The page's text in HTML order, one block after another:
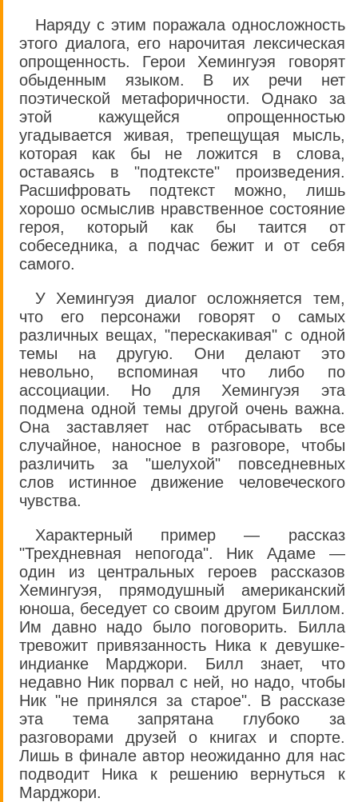
Наряду с этим поражала односложность
этого диалога, его нарочитая лексическая
опрощенность. Герои Хемингуэя говорят
обыденным языком. В их речи нет
поэтической метафоричности. Однако за
этой кажущейся опрощенностью
угадывается живая, трепещущая мысль,
которая как бы не ложится в слова,
оставаясь в "подтексте" произведения.
Расшифровать подтекст можно, лишь
хорошо осмыслив нравственное состояние
героя, который как бы таится от
собеседника, а подчас бежит и от себя
самого.
У Хемингуэя диалог осложняется тем,
что его персонажи говорят о самых
различных вещах, "перескакивая" с одной
темы на другую. Они делают это
невольно, вспоминая что либо по
ассоциации. Но для Хемингуэя эта
подмена одной темы другой очень важна.
Она заставляет нас отбрасывать все
случайное, наносное в разговоре, чтобы
различить за "шелухой" повседневных
слов истинное движение человеческого
чувства.
Характерный пример — рассказ
"Трехдневная непогода". Ник Адаме —
один из центральных героев рассказов
Хемингуэя, прямодушный американский
юноша, беседует со своим другом Биллом.
Им давно надо было поговорить. Билла
тревожит привязанность Ника к девушке-
индианке Марджори. Билл знает, что
недавно Ник порвал с ней, но надо, чтобы
Ник "не принялся за старое". В рассказе
эта тема запрятана глубоко за
разговорами друзей о книгах и спорте.
Лишь в финале автор неожиданно для нас
подводит Ника к решению вернуться к
Марджори.